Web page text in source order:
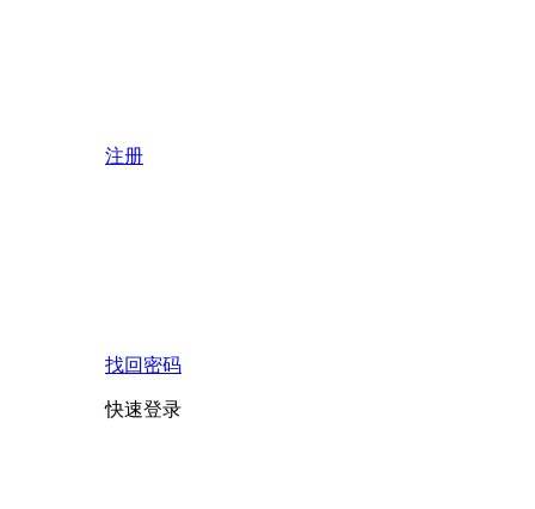
注册
找回密码
快速登录